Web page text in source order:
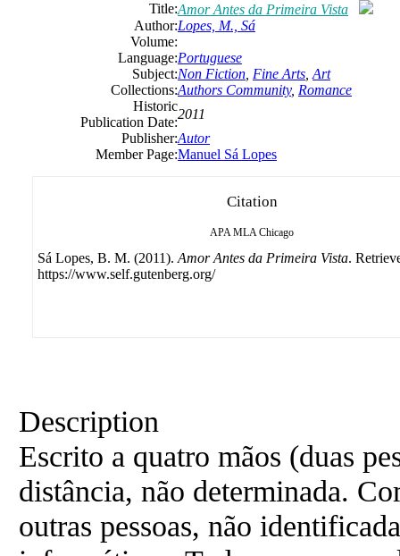
Title:Amor Antes da Primeira Vista
Author:Lopes, M., Sá
Volume:
Language:Portuguese
Subject:Non Fiction Fine Arts Art
Collections:Authors Community, Romance
Historic
Publication Date:
2011
Publisher:Autor
Member Page:Manuel Sá Lopes
Citation
APA MLA Chicago
Sá Lopes, B. M. (2011). Amor Antes da Primeira Vista.
https://www.self.gutenberg.org/
Description
Escrito a quatro mãos (duas
distância, não determinada.
outras pessoas, não